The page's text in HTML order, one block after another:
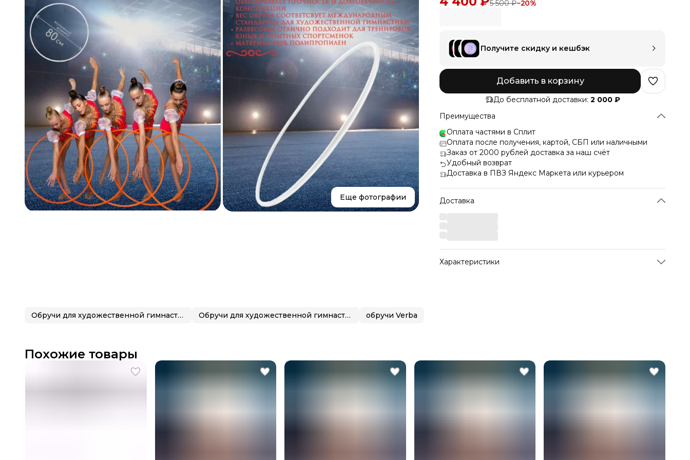
Еще фотографии
5 500 ₽−20%
Получите скидку и кешбэк
Добавить в корзину
До бесплатной доставки: 2 000 ₽
Преимущества
Оплата частями в Сплит
Оплата после получения, картой, СБП или наличными
Заказ от 2000 рублей доставка за наш счёт
Удобный возврат
Доставка в ПВЗ Яндекс Маркета или курьером
Доставка
Характеристики
Название цвета
белый 5 шт
Тип обруча
Обручи для художественной гимнастики Обручи для художественной гимнастики Verba Sport обручи Verba
Похожие товары